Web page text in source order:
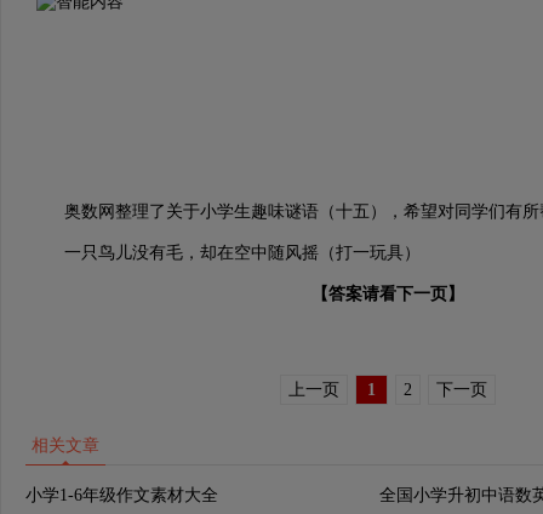
奥数网整理了关于小学生趣味谜语（十五），希望对同学们有所
一只鸟儿没有毛，却在空中随风摇（打一玩具）
【答案请看下一页】
上一页 1 2 下一页
相关文章
小学1-6年级作文素材大全
全国小学升初中语数